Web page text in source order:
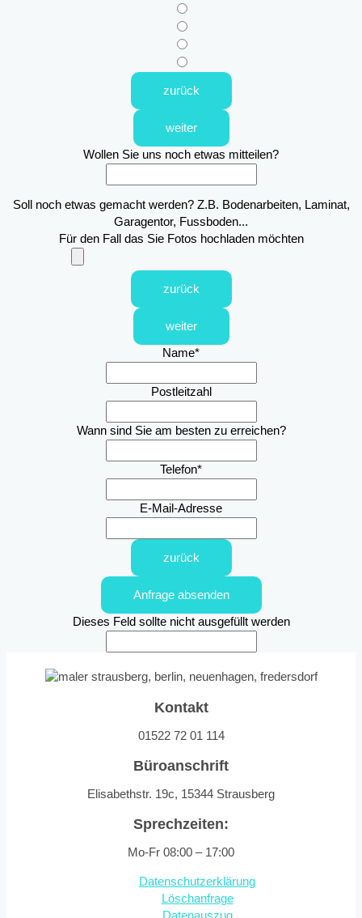
zurück
weiter
Wollen Sie uns noch etwas mitteilen?
Soll noch etwas gemacht werden? Z.B. Bodenarbeiten, Laminat,
Garagentor, Fussboden...
Für den Fall das Sie Fotos hochladen möchten
zurück
weiter
Name*
Postleitzahl
Wann sind Sie am besten zu erreichen?
Telefon*
E-Mail-Adresse
zurück
Anfrage absenden
Dieses Feld sollte nicht ausgefüllt werden
Kontakt
01522 72 01 114
Büroanschrift
Elisabethstr. 19c, 15344 Strausberg
Sprechzeiten:
Mo-Fr 08:00 – 17:00
Datenschutzerklärung
Löschanfrage
Datenauszug